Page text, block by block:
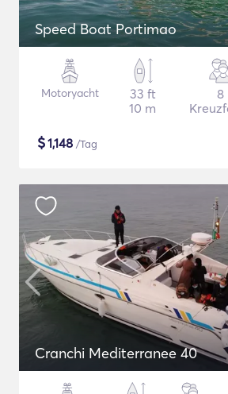
Speed Boat Portimao
Motoryacht
33 ft
10 m
8
$1,148 /Tag
Cranchi Mediterranee 40